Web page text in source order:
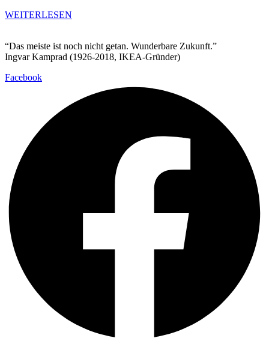
WEITERLESEN
“Das meiste ist noch nicht getan. Wunderbare Zukunft.”
Ingvar Kamprad (1926-2018, IKEA-Gründer)
Facebook